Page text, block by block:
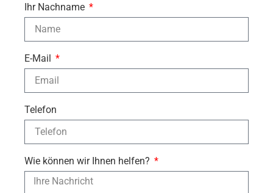
Ihr Nachname
E-Mail
Telefon
Wie können wir Ihnen helfen?